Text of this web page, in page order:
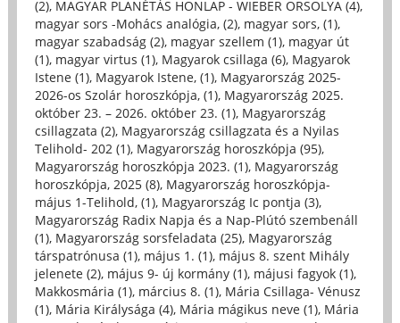
(2), MAGYAR PLANÉTÁS HONLAP - WIEBER ORSOLYA (4),
magyar sors -Mohács analógia, (2), magyar sors, (1),
magyar szabadság (2), magyar szellem (1), magyar út
(1), magyar virtus (1), Magyarok csillaga (6), Magyarok
Istene (1), Magyarok Istene, (1), Magyarország 2025-
2026-os Szolár horoszkópja, (1), Magyarország 2025.
október 23. – 2026. október 23. (1), Magyarország
csillagzata (2), Magyarország csillagzata és a Nyilas
Telihold- 202 (1), Magyarország horoszkópja (95),
Magyarország horoszkópja 2023. (1), Magyarország
horoszkópja, 2025 (8), Magyarország horoszkópja-
május 1-Telihold, (1), Magyarország Ic pontja (3),
Magyarország Radix Napja és a Nap-Plútó szembenáll
(1), Magyarország sorsfeladata (25), Magyarország
társpatrónusa (1), május 1. (1), május 8. szent Mihály
jelenete (2), május 9- új kormány (1), májusi fagyok (1),
Makkosmária (1), március 8. (1), Mária Csillaga- Vénusz
(1), Mária Királysága (4), Mária mágikus neve (1), Mária